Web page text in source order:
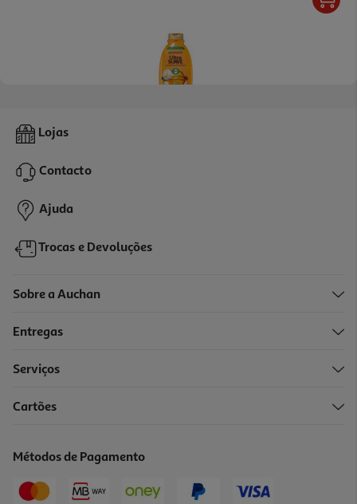
Champô Ultra Suave Gama Maravilhosa 250ml
3,69 €
Lojas
Contacto
Ajuda
Trocas e Devoluções
Sobre a Auchan
Entregas
Serviços
Cartões
Métodos de Pagamento